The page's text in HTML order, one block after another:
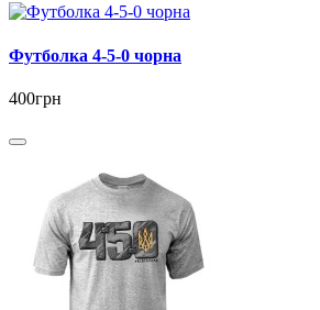
Футболка 4-5-0 чорна
400грн